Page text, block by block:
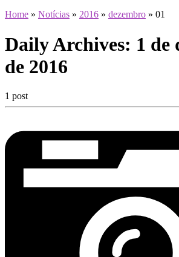
Home » Notícias » 2016 » dezembro » 01
Daily Archives: 1 de
de 2016
1 post